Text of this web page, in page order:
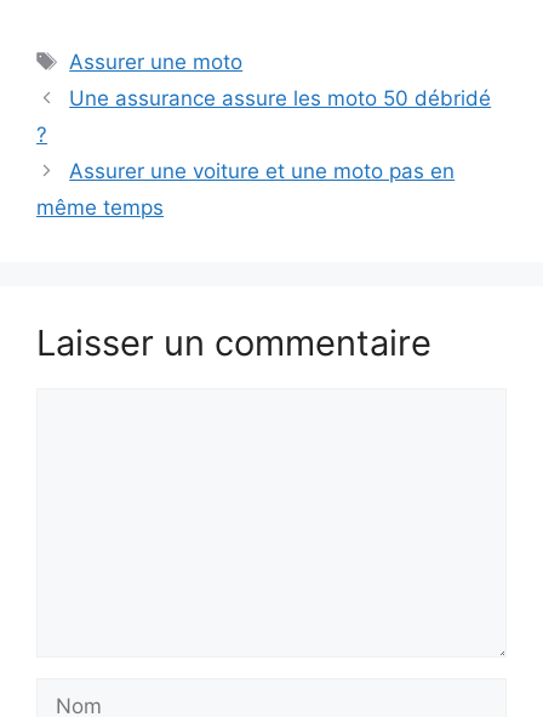
Étiquettes
Assurer une moto
Une assurance assure les moto 50 débridé
?
Assurer une voiture et une moto pas en
même temps
Laisser un commentaire